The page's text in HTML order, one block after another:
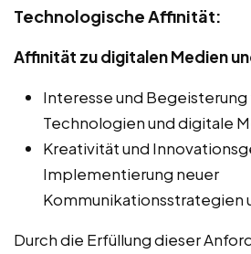
Technologische Affinität:
Affinität zu digitalen Medien
Interesse und Begeisterung
Technologien und digitale
Kreativität und
Implementierung neuer
Kommunikationsstrategien
Durch die Erfüllung dieser